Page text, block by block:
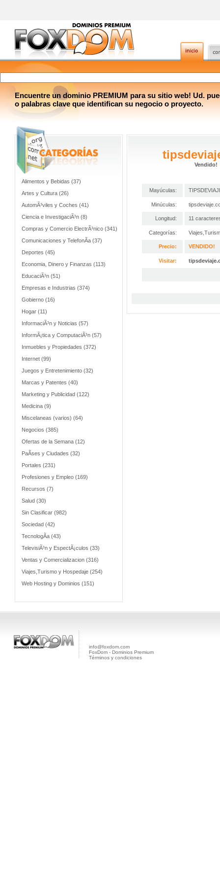
Encuentre un dominio PREMIUM para su sitio web! Ud.
o palabras clave que identifican su negocio o proyecto.
Alimentos y Bebidas (37)
Artes y Cultura (26)
AutomÃ³viles y Coches (41)
Ciencia e InvestigaciÃ³n (8)
Compras y Comercio ElectrÃ³nico (341)
Comunicaciones y TelefonÃ­a (37)
Deportes (45)
Economia, Dinero y Finanzas (113)
EducaciÃ³n (51)
Empresas e Industrias (374)
Gobierno (16)
Hogar (11)
InformaciÃ³n y Noticias (57)
InformÃ¡tica y ComputaciÃ³n (57)
Inmuebles y Propiedades (372)
Internet (99)
Juegos y Entretenimiento (32)
Marcas y Patentes (40)
Marketing y Publicidad (122)
Medicina (9)
Miscelaneas (varios) (64)
Negocios (385)
Ofertas de la Semana (12)
PaÃ­ses y Ciudades (32)
Portales (231)
Profesiones y Empleo (169)
Recursos (7)
Salud (30)
Sin Clasificar (982)
Sociedad (42)
TecnologÃ­a (43)
TelevisiÃ³n y EspectÃ¡culos (33)
Ventas y Comercializacion (316)
Viajes,Turismo y Hospedaje (254)
Web Hosting y Dominios (151)
Vendido!
Mayúculas:
Minúculas:
Longitud: 11
Categorías:
Precio: VENDIDO!
Visitar:
info@foxdom.com
FoxDom - Dominios Premium
Términos y condiciones